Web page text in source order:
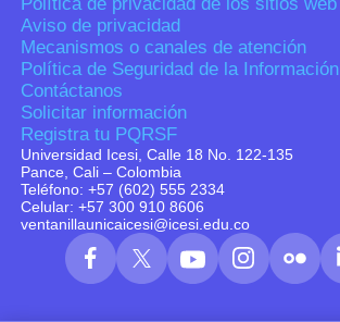
Universidad Icesi, Calle 18 No. 122-135
Pance, Cali – Colombia
Teléfono: +57 (602) 555 2334
Celular: +57 300 910 8606
ventanillaunicaicesi@icesi.edu.co
Aviso de privacidad
Mecanismos o canales de atención
Política de Seguridad de la Información
Contáctanos
Solicitar información
Registra tu PQRSF